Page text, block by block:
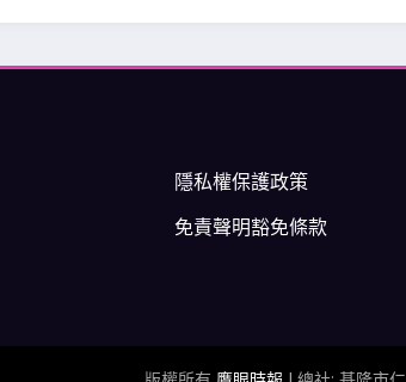
隱私權保護政策
免責聲明豁免條款